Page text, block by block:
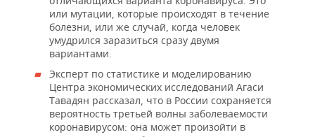
или мутации, которые происходят в течение
болезни, или же случай, когда человек
умудрился заразиться сразу двумя
вариантами.
Эксперт по статистике и моделированию
Центра экономических исследований Агаси
Тавадян рассказал, что в России сохраняется
вероятность третьей волны заболеваемости
коронавирусом: она может произойти в